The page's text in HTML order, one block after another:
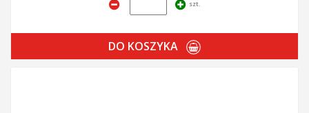
szt.
DO KOSZYKA